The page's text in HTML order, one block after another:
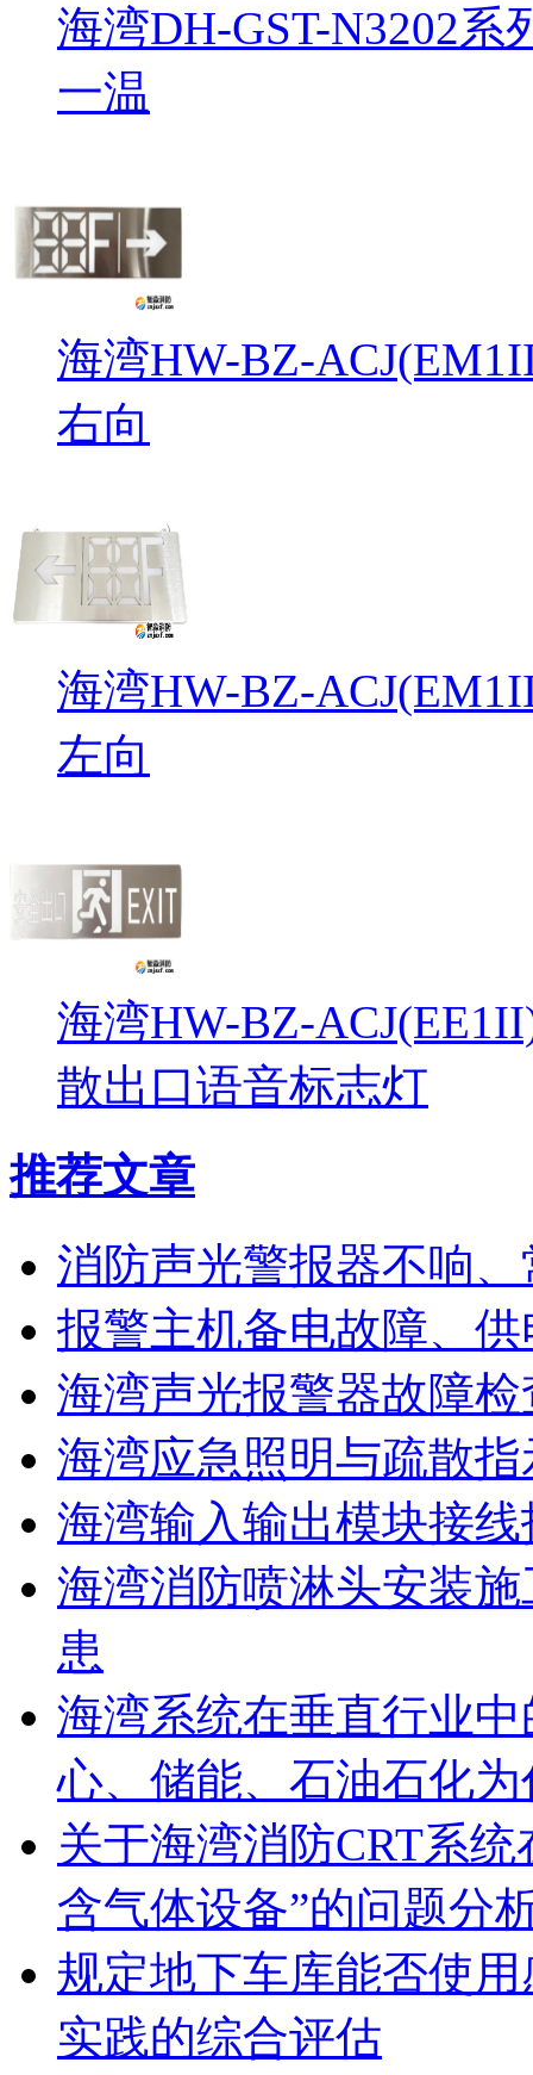
海湾DH-GST-N3202
一温
海湾HW-BZ-
右向
海湾HW-BZ-
左向
海湾HW-BZ-
散出口语音标志灯
推荐文章
消防声光警报器不响
报警主机备电故障、
海湾声光报警器故障
海湾应急照明与疏散
海湾输入输出模块接
海湾消防喷淋头安装
患
海湾系统在垂直行业
心、储能、石油石化
关于海湾消防CRT系
含气体设备”的问题分
规定地下车库能否使
实践的综合评估